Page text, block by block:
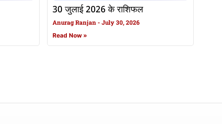
30 जुलाई 2026 के राशिफल
Anurag Ranjan July 30, 2026
Read Now »